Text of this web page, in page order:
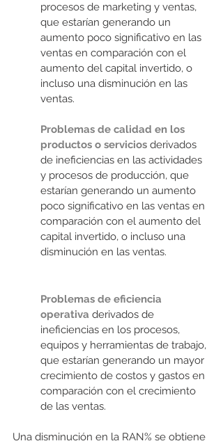
procesos de marketing y ventas,
que estarían generando un
aumento poco significativo en las
ventas en comparación con el
aumento del capital invertido, o
incluso una disminución en las
ventas.
Problemas de calidad en los
productos o servicios derivados
de ineficiencias en las actividades
y procesos de producción, que
estarían generando un aumento
poco significativo en las ventas en
comparación con el aumento del
capital invertido, o incluso una
disminución en las ventas.
Problemas de eficiencia
operativa derivados de
ineficiencias en los procesos,
equipos y herramientas de trabajo,
que estarían generando un mayor
crecimiento de costos y gastos en
comparación con el crecimiento
de las ventas.
Una disminución en la RAN% se obtiene